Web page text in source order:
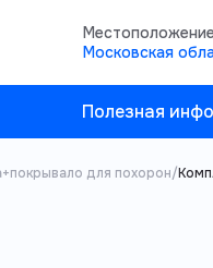
Московская
Полезная
для похорон/